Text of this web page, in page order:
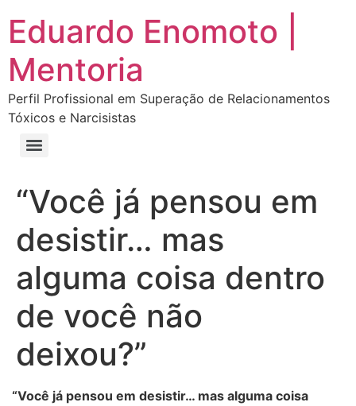
Eduardo Enomoto |
Mentoria
Perfil Profissional em Superação de Relacionamentos
Tóxicos e Narcisistas
“Você já pensou em
desistir… mas
alguma coisa dentro
de você não
deixou?”
“Você já pensou em desistir… mas alguma coisa